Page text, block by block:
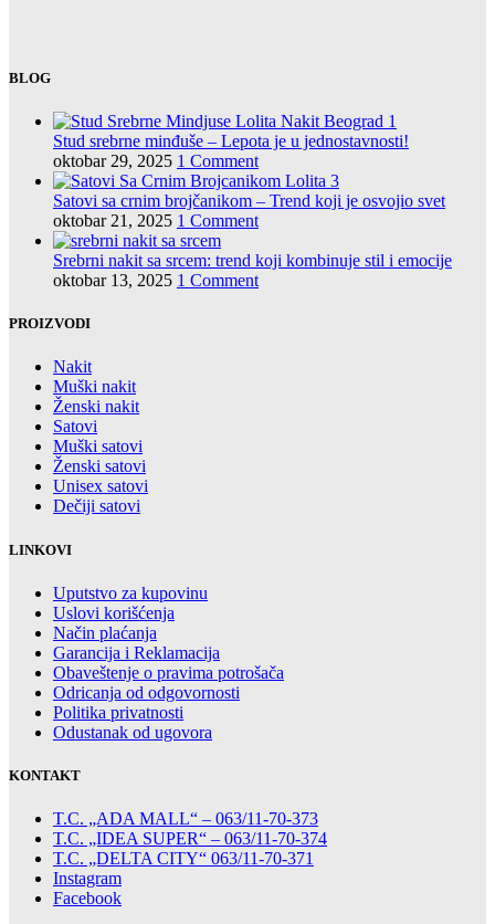
BLOG
Stud srebrne minđuše – Lepota je u jednostavnosti!
oktobar 29, 2025 1 Comment
Satovi sa crnim brojčanikom – Trend koji je osvojio svet
oktobar 21, 2025 1 Comment
Srebrni nakit sa srcem: trend koji kombinuje stil i emocije
oktobar 13, 2025 1 Comment
PROIZVODI
Nakit
Muški nakit
Ženski nakit
Satovi
Muški satovi
Ženski satovi
Unisex satovi
Dečiji satovi
LINKOVI
Uputstvo za kupovinu
Uslovi korišćenja
Način plaćanja
Garancija i Reklamacija
Obaveštenje o pravima potrošača
Odricanja od odgovornosti
Politika privatnosti
Odustanak od ugovora
KONTAKT
T.C. „ADA MALL“ – 063/11-70-373
T.C. „IDEA SUPER“ – 063/11-70-374
T.C. „DELTA CITY“ 063/11-70-371
Instagram
Facebook